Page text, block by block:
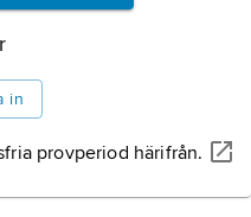
in
provperiod härifrån.